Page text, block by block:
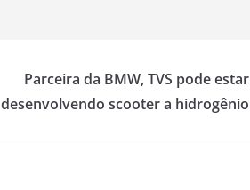
Parceira da BMW, TVS pode estar
desenvolvendo scooter a hidrogênio